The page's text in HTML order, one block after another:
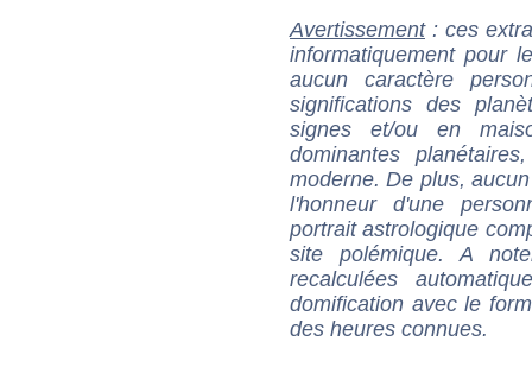
Avertissement: ces
informatiquement pour
aucun caractère
significations des
signes et/ou en
dominantes
moderne. De plus,
l'honneur d'une
portrait astrologique
site polémique. A
recalculées
domification avec le
des heures connues.